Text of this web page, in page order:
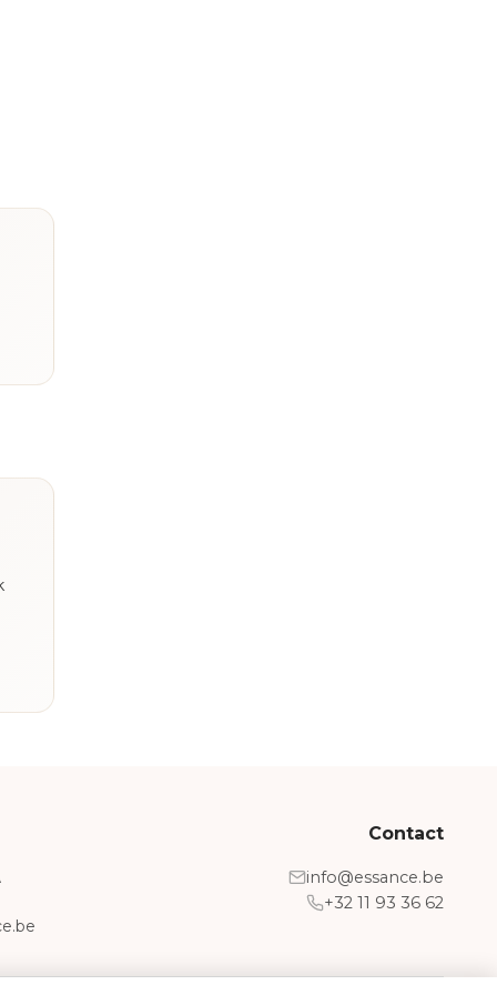
Contact
info@essance.be
+32 11 93 36 62